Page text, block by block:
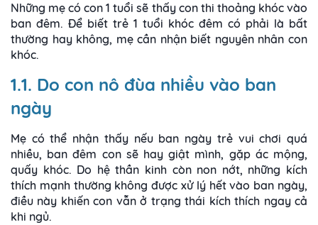
Những mẹ có con 1 tuổi sẽ thấy con thi thoảng khóc vào
ban đêm. Để biết trẻ 1 tuổi khóc đêm có phải là bất
thường hay không, mẹ cần nhận biết nguyên nhân con
khóc.
1.1. Do con nô đùa nhiều vào ban
ngày
Mẹ có thể nhận thấy nếu ban ngày trẻ vui chơi quá
nhiều, ban đêm con sẽ hay giật mình, gặp ác mộng,
quấy khóc. Do hệ thần kinh còn non nớt, những kích
thích mạnh thường không được xử lý hết vào ban ngày,
điều này khiến con vẫn ở trạng thái kích thích ngay cả
khi ngủ.